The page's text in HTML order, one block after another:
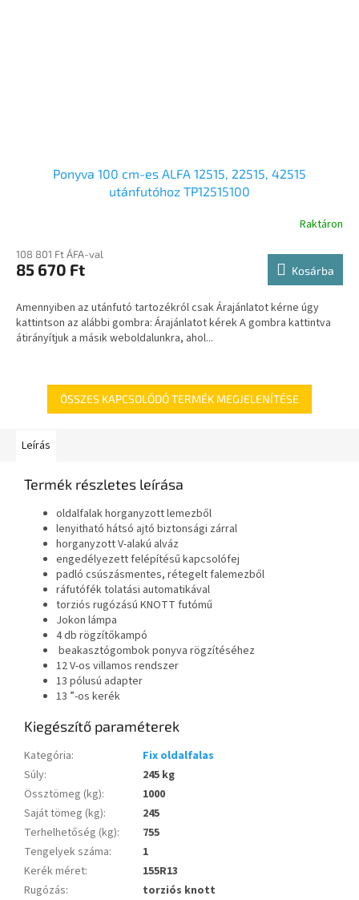
Ponyva 100 cm-es ALFA 12515, 22515, 42515
utánfutóhoz TP12515100
Raktáron
108 801 Ft ÁFA-val
85 670 Ft Kosárba
Amennyiben az utánfutó tartozékról csak Árajánlatot kérne úgy
kattintson az alábbi gombra: Árajánlatot kérek A gombra kattintva
átirányítjuk a másik weboldalunkra, ahol...
ÖSSZES KAPCSOLÓDÓ TERMÉK MEGJELENÍTÉSE
Leírás
Termék részletes leírása
oldalfalak horganyzott lemezből
lenyitható hátsó ajtó biztonsági zárral
horganyzott V-alakú alváz
engedélyezett felépítésű kapcsolófej
padló csúszásmentes, rétegelt falemezből
ráfutófék tolatási automatikával
torziós rugózású KNOTT futómű
Jokon lámpa
4 db rögzítőkampó
beakasztógombok ponyva rögzítéséhez
12 V-os villamos rendszer
13 pólusú adapter
13 ”-os kerék
Kiegészítő paraméterek
Kategória:
Fix oldalfalas
Súly:
245 kg
Össztömeg (kg):
1000
Saját tömeg (kg):
245
Terhelhetőség (kg):
755
Tengelyek száma:
1
Kerék méret:
155R13
Rugózás:
torziós knott